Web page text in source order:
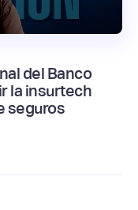
del Banco
la insurtech
seguros